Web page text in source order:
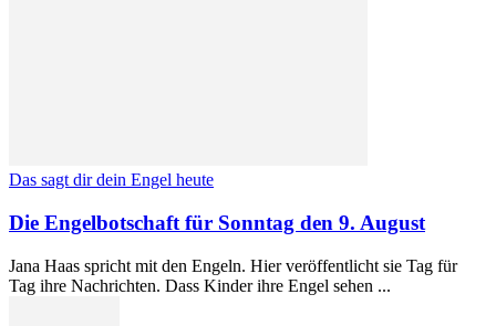
Das sagt dir dein Engel heute
Die Engelbotschaft für Sonntag den 9. August
Jana Haas spricht mit den Engeln. Hier veröffentlicht sie Tag für
Tag ihre Nachrichten. Dass Kinder ihre Engel sehen ...